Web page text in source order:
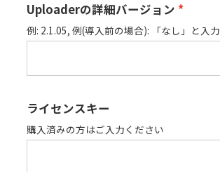
Uploaderの詳細バージョン
例: 2.1.05, 例(導入前の場合): 「なし」と入力
ライセンスキー
購入済みの方はご入力ください